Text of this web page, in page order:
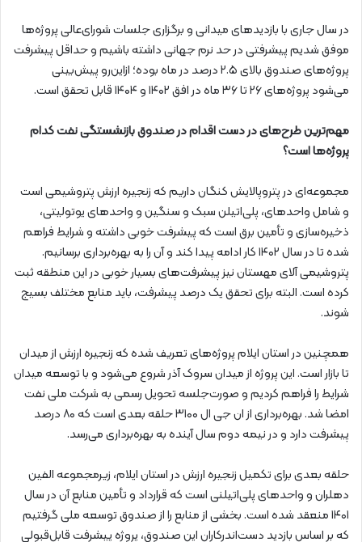
در سال جاری با بازدیدهای میدانی و برگزاری جلسات شورای‌عالی پروژه‌ها
موفق شدیم پیشرفتی در حد نرم جهانی داشته باشیم و حداقل پیشرفت
پروژه‌های صندوق بالای ۲.۵ درصد در ماه بوده؛ ازاین‌رو پیش‌بینی
می‌شود پروژه‌های ۲۶ تا ۳۶ ماه در افق ۱۴۰۲ و ۱۴۰۴ قابل تحقق است.
مهم‌ترین طرح‌های در دست اقدام در صندوق بازنشستگی نفت کدام
پروژه‌ها است؟
مجموعه‌ای در پتروپالایش کنگان داریم که زنجیره ارزش پتروشیمی است
و شامل واحدهای، پلی‌اتیلن سبک و سنگین و واحدهای یوتولیتی،
ذخیره‌سازی و تأمین برق است که پیشرفت خوبی داشته و شرایط فراهم
شده تا در سال ۱۴۰۲ کار ادامه پیدا کند و آن را به بهره‌برداری برسانیم.
پتروشیمی آلای مهستان نیز پیشرفت‌های بسیار خوبی در این منطقه ثبت
کرده است. البته برای تحقق یک درصد پیشرفت، باید منابع مختلف بسیج
شوند.
همچنین در استان ایلام پروژه‌های تعریف شده که زنجیره ارزش از میدان
تا بازار است. این پروژه از میدان سروک آذر شروع می‌شود و با توسعه میدان
شرایط را فراهم کردیم و صورت‌جلسه تحویل رسمی به شرکت ملی نفت
امضا شد. بهره‌برداری از ان جی ال ۳۱۰۰ حلقه بعدی است که ۸۰ درصد
پیشرفت دارد و در نیمه دوم سال آینده به بهره‌برداری می‌رسد.
حلقه بعدی برای تکمیل زنجیره ارزش در استان ایلام، زیرمجموعه الفین
دهلران و واحدهای پلی‌اتیلنی است که قرارداد و تأمین منابع آن در سال
۱۴۰۱ منعقد شده است. بخشی از منابع را از صندوق توسعه ملی گرفتیم
که بر اساس بازدید دست‌اندرکاران این صندوق، پروژه پیشرفت قابل‌قبولی